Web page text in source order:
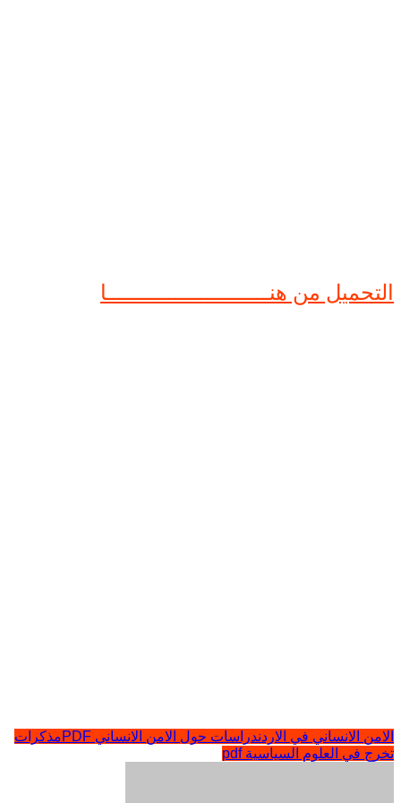
التحميل من هنــــــــــــــــــــــــــا
الامن الانساني في الاردندراسات حول الامن الانساني PDF
مذكرات
تخرج في العلوم السياسية pdf